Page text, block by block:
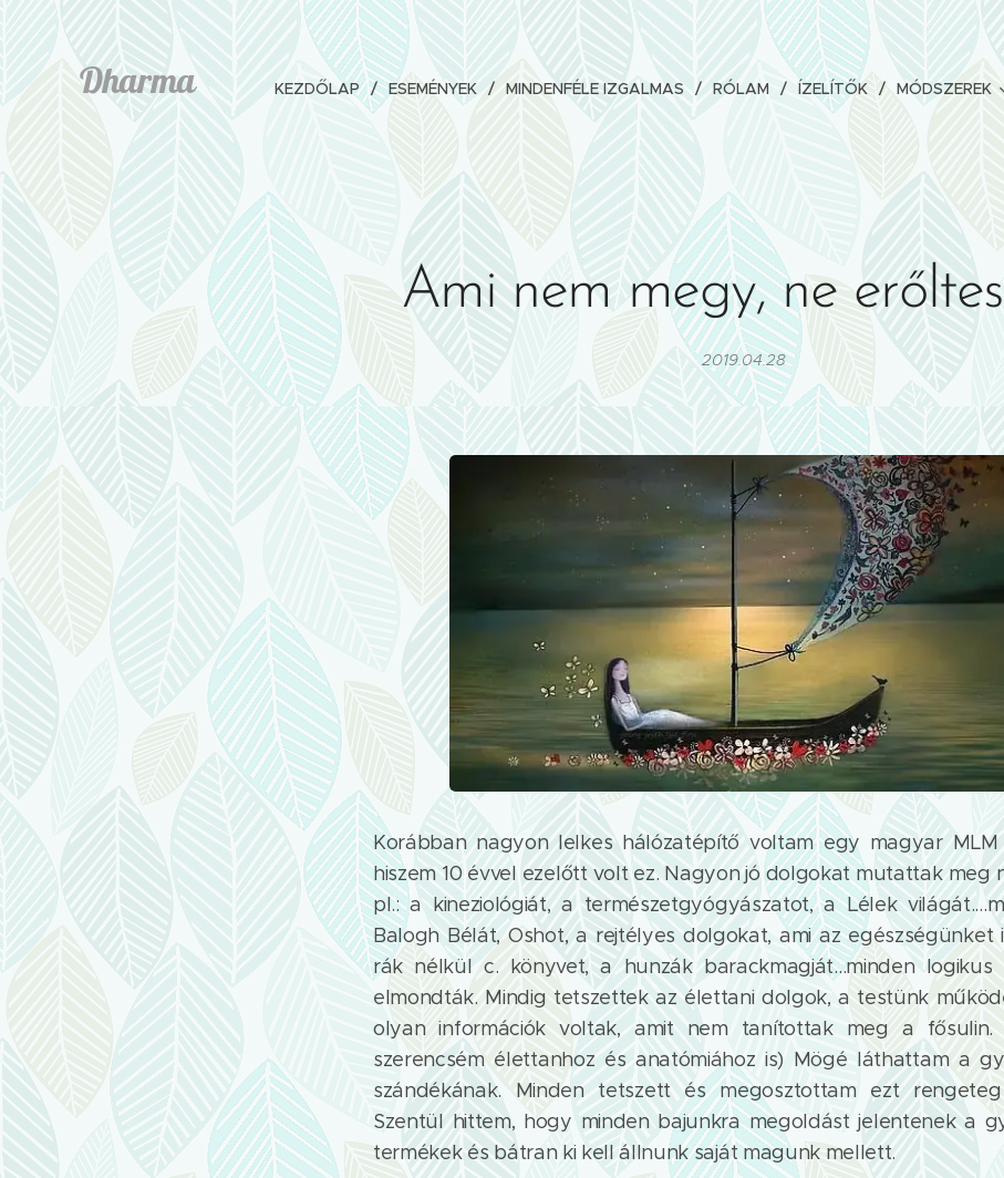
Dharma KEZDŐLAP ESEMÉNYEK MINDENFÉLE IZGALMAS RÓLAM ÍZELÍTŐK MÓDSZEREK
Ami nem megy, ne
2019.04.28
Korábban nagyon lelkes hálózatépítő voltam egy magyar
hiszem 10 évvel ezelőtt volt ez. Nagyon jó dolgokat mutattak meg
pl.: a kineziológiát, a természetgyógyászatot, a Lélek
Balogh Bélát, Oshot, a rejtélyes dolgokat, ami az egészségünket
rák nélkül c. könyvet, a hunzák barackmagját...minden logikus
elmondták. Mindig tetszettek az élettani dolgok, a testünk
olyan információk voltak, amit nem tanítottak meg a
szerencsém élettanhoz és anatómiához is) Mögé láthattam a
szándékának. Minden tetszett és megosztottam ezt
Szentül hittem, hogy minden bajunkra megoldást jelentenek a
termékek és bátran ki kell állnunk saját magunk mellett.